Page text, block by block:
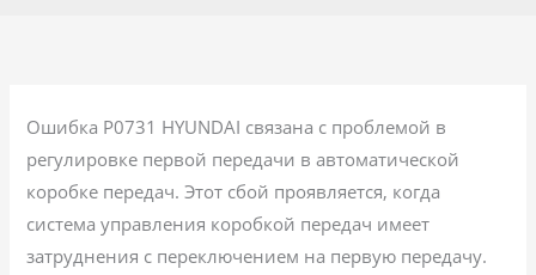
Ошибка P0731 HYUNDAI связана с проблемой в
регулировке первой передачи в автоматической
коробке передач. Этот сбой проявляется, когда
система управления коробкой передач имеет
затруднения с переключением на первую передачу.